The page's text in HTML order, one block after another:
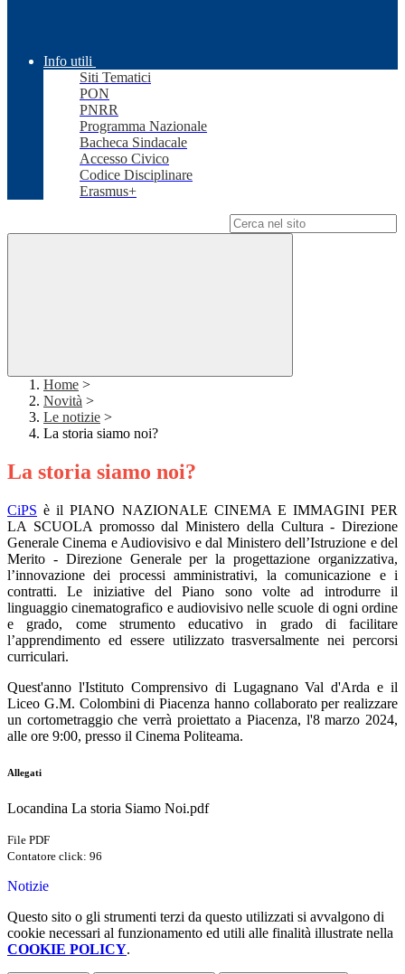
Info utili
Siti Tematici
PON
PNRR
Programma Nazionale
Bacheca Sindacale
Accesso Civico
Codice Disciplinare
Erasmus+
Home >
Novità >
Le notizie >
La storia siamo noi?
La storia siamo noi?
CiPS è il PIANO NAZIONALE CINEMA E IMMAGINI PER
LA SCUOLA promosso dal Ministero della Cultura - Direzione
Generale Cinema e Audiovisivo e dal Ministero dell’Istruzione e del
Merito - Direzione Generale per la progettazione organizzativa,
l’innovazione dei processi amministrativi, la comunicazione e i
contratti. Le iniziative del Piano sono volte ad introdurre il
linguaggio cinematografico e audiovisivo nelle scuole di ogni ordine
e grado, come strumento educativo in grado di facilitare
l’apprendimento ed essere utilizzato trasversalmente nei percorsi
curriculari.
Quest'anno l'Istituto Comprensivo di Lugagnano Val d'Arda e il
Liceo G.M. Colombini di Piacenza hanno collaborato per realizzare
un cortometraggio che verrà proiettato a Piacenza, l'8 marzo 2024,
alle ore 9:00, presso il Cinema Politeama.
Allegati
Locandina La storia Siamo Noi.pdf
File PDF
Contatore click: 96
Notizie
Questo sito o gli strumenti terzi da questo utilizzati si avvalgono di
cookie necessari al funzionamento ed utili alle finalità illustrate nella
COOKIE POLICY.